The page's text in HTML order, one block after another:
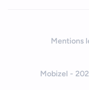
Mentions
Mobizel -